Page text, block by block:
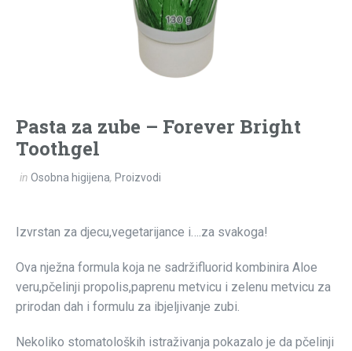
Pasta za zube – Forever Bright
Toothgel
in Osobna higijena, Proizvodi
Izvrstan za djecu,vegetarijance i….za svakoga!
Ova nježna formula koja ne sadržifluorid kombinira Aloe
veru,pčelinji propolis,paprenu metvicu i zelenu metvicu za
prirodan dah i formulu za ibjeljivanje zubi.
Nekoliko stomatoloških istraživanja pokazalo je da pčelinji